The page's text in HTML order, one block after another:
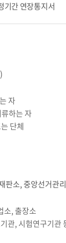
기간 연장통지서
자
하는 자
단체
판소, 중앙선거관
소, 출장소
관, 시험연구기관